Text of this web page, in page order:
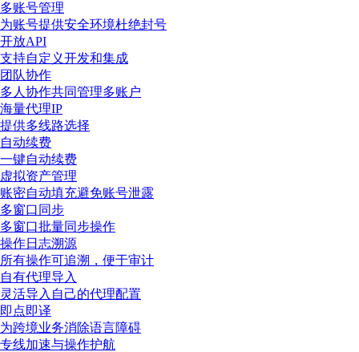
多账号管理
为账号提供安全环境杜绝封号
开放API
支持自定义开发和集成
团队协作
多人协作共同管理多账户
海量代理IP
提供多线路选择
自动续费
一键自动续费
虚拟资产管理
账密自动填充避免账号泄露
多窗口同步
多窗口批量同步操作
操作日志溯源
所有操作可追溯，便于审计
自有代理导入
灵活导入自己的代理配置
即点即译
为跨境业务消除语言障碍
专线加速与操作护航